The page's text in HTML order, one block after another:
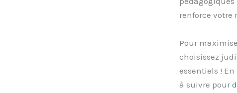
renforce votre
Pour
choisissez
essentiels !
à suivre pour